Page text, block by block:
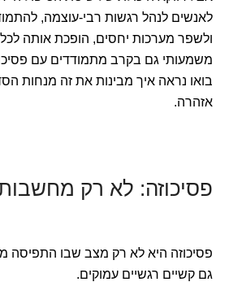
לאנשים לנהל רגשות רבי-עוצמה,
ולשפר מערכות יחסים, הופכת אותה לכלי
משמעותי גם בקרב מתמודדים עם
בואו נראה איך מבינות את זה מנחות
אזהרה.
פסיכוזה: לא רק
פסיכוזה היא לא רק מצב שבו התפיסה
גם קשיים רגשיים עמוקים.